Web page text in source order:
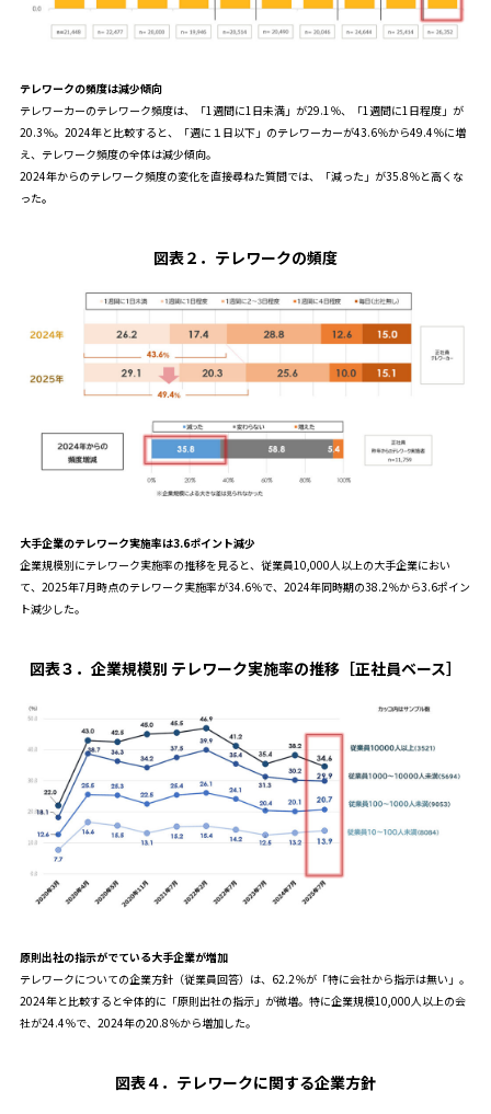
テレワークの頻度は減少傾向
テレワーカーのテレワーク頻度は、「1週間に1日未満」が29.1％、「1週間に1日程度」が
20.3％。2024年と比較すると、「週に１日以下」のテレワーカーが43.6％から49.4％に増
え、テレワーク頻度の全体は減少傾向。
2024年からのテレワーク頻度の変化を直接尋ねた質問では、「減った」が35.8％と高くな
った。
図表２． テレワークの頻度
大手企業のテレワーク実施率は3.6ポイント減少
企業規模別にテレワーク実施率の推移を見ると、従業員10,000人以上の大手企業におい
て、2025年7月時点のテレワーク実施率が34.6％で、2024年同時期の38.2％から3.6ポイン
ト減少した。
図表３． 企業規模別 テレワーク実施率の推移［正社員ベース］
原則出社の指示がでている大手企業が増加
テレワークについての企業方針（従業員回答）は、62.2％が「特に会社から指示は無い」。
2024年と比較すると全体的に「原則出社の指示」が微増。特に企業規模10,000人以上の会
社が24.4％で、2024年の20.8％から増加した。
図表４ ．テレワークに関する企業方針